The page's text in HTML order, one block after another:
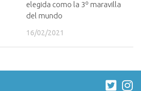
elegida como la 3º maravilla
del mundo
16/02/2021